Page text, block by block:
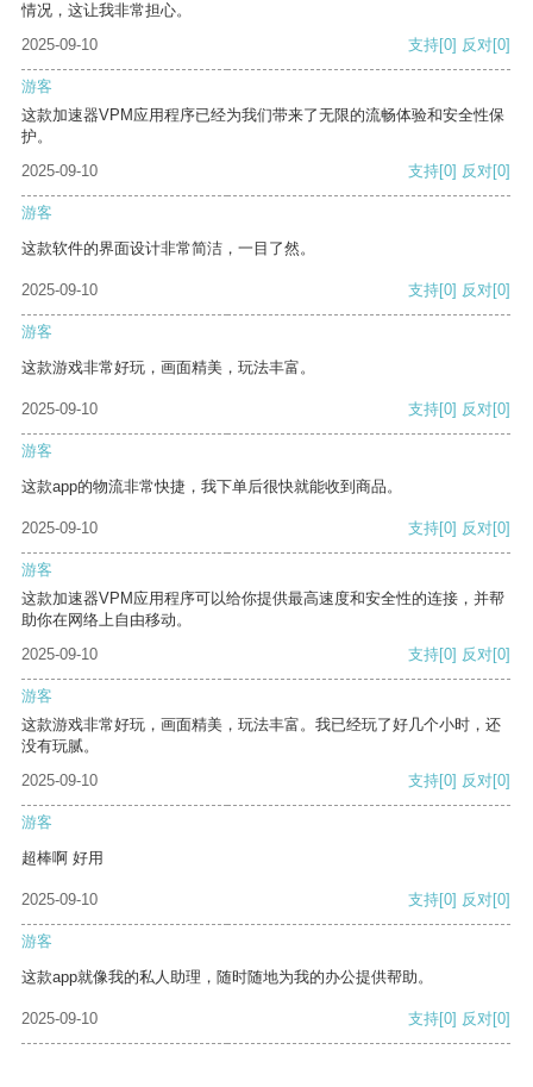
情况，这让我非常担心。
2025-09-10
支持[0] 反对[0]
游客
这款加速器VPM应用程序已经为我们带来了无限的流畅体验和安全性保
护。
2025-09-10
支持[0] 反对[0]
游客
这款软件的界面设计非常简洁，一目了然。
2025-09-10 支持[0] 反对[0]
游客
这款游戏非常好玩，画面精美，玩法丰富。
2025-09-10 支持[0] 反对[0]
游客
这款app的物流非常快捷，我下单后很快就能收到商品。
2025-09-10 支持[0] 反对[0]
游客
这款加速器VPM应用程序可以给你提供最高速度和安全性的连接，并帮
助你在网络上自由移动。
2025-09-10
支持[0] 反对[0]
游客
这款游戏非常好玩，画面精美，玩法丰富。我已经玩了好几个小时，还
没有玩腻。
2025-09-10
支持[0] 反对[0]
游客
超棒啊 好用
2025-09-10 支持[0] 反对[0]
游客
这款app就像我的私人助理，随时随地为我的办公提供帮助。
2025-09-10 支持[0] 反对[0]